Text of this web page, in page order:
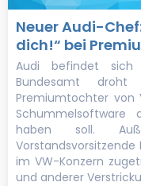
Neuer Audi-
dich!“ bei
Audi befindet
Bundesamt
Premiumtochter von
haben soll.
Vorstandsvorsitzende
im VW-Konzern
und anderer